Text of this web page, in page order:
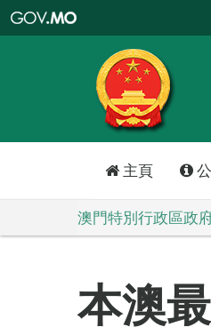
特
政
區
政
口
主頁
澳門特別行政區政
本澳